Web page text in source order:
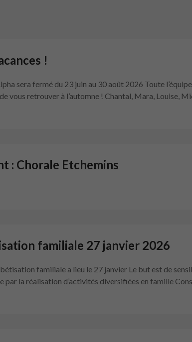
!
sera fermé du 23 juin au 30 août 2026 Toute
vous retrouver à l’automne ! Chantal, Mara, Louise,
: Chorale Etchemins
familiale 27 janvier 2026
familiale a lieu le 27 janvier Le but est de
par la réalisation d’activités diversifiées en famille